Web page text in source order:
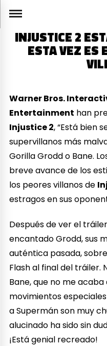
INJUSTICE 2
ESTA VEZ ES
Warner Bros.
Entertainment han
Injustice 2, “Está bien
supervillanos más
Gorilla Grodd o Bane.
breve avance de los
los peores villanos de
estragos en sus
Después de ver el
encantado Grodd, sus
auténtica pasada,
Flash al final del tráiler.
Bane, que no me
movimientos
a Supermán son muy
alucinado ha sido sin
¡Está genial recreado!